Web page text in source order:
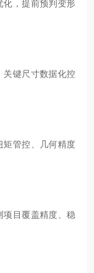
，提前预判变形
关键尺寸数据化控
矩管控、几何精度
项目覆盖精度、稳